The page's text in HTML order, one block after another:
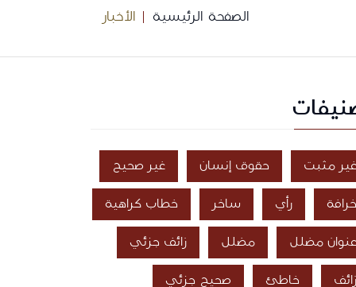
الصفحة الرئيسية الأخبار
غير مثبت حقوق إنسان غير صحيح
خرافة رأي ساخر خطاب كراهية
عنوان مضلل مضلل زائف جزئي
زائف خاطئ صحيح جزئي